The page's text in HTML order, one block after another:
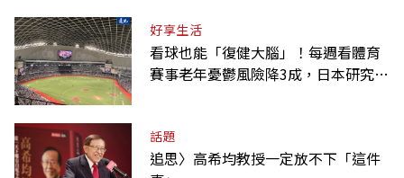
好享生活
看球也能「復健大腦」！每週看體育
賽事老年憂鬱風險降3成，日本研究：
話題
追思〉高希均教授一定放不下「這件